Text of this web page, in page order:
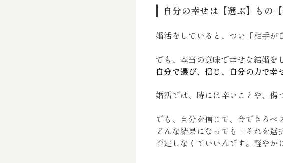
自分の幸せは【選ぶ】もの
婚活をしていると、つい「相手
でも、本当の意味で幸せな結婚を
自分で選び、信じ、自分の力で幸
婚活では、時には辛いことや、傷
でも、自分を信じて、今できるベ
どんな結果になっても「それを選
否定しなくていいんです。軽やか